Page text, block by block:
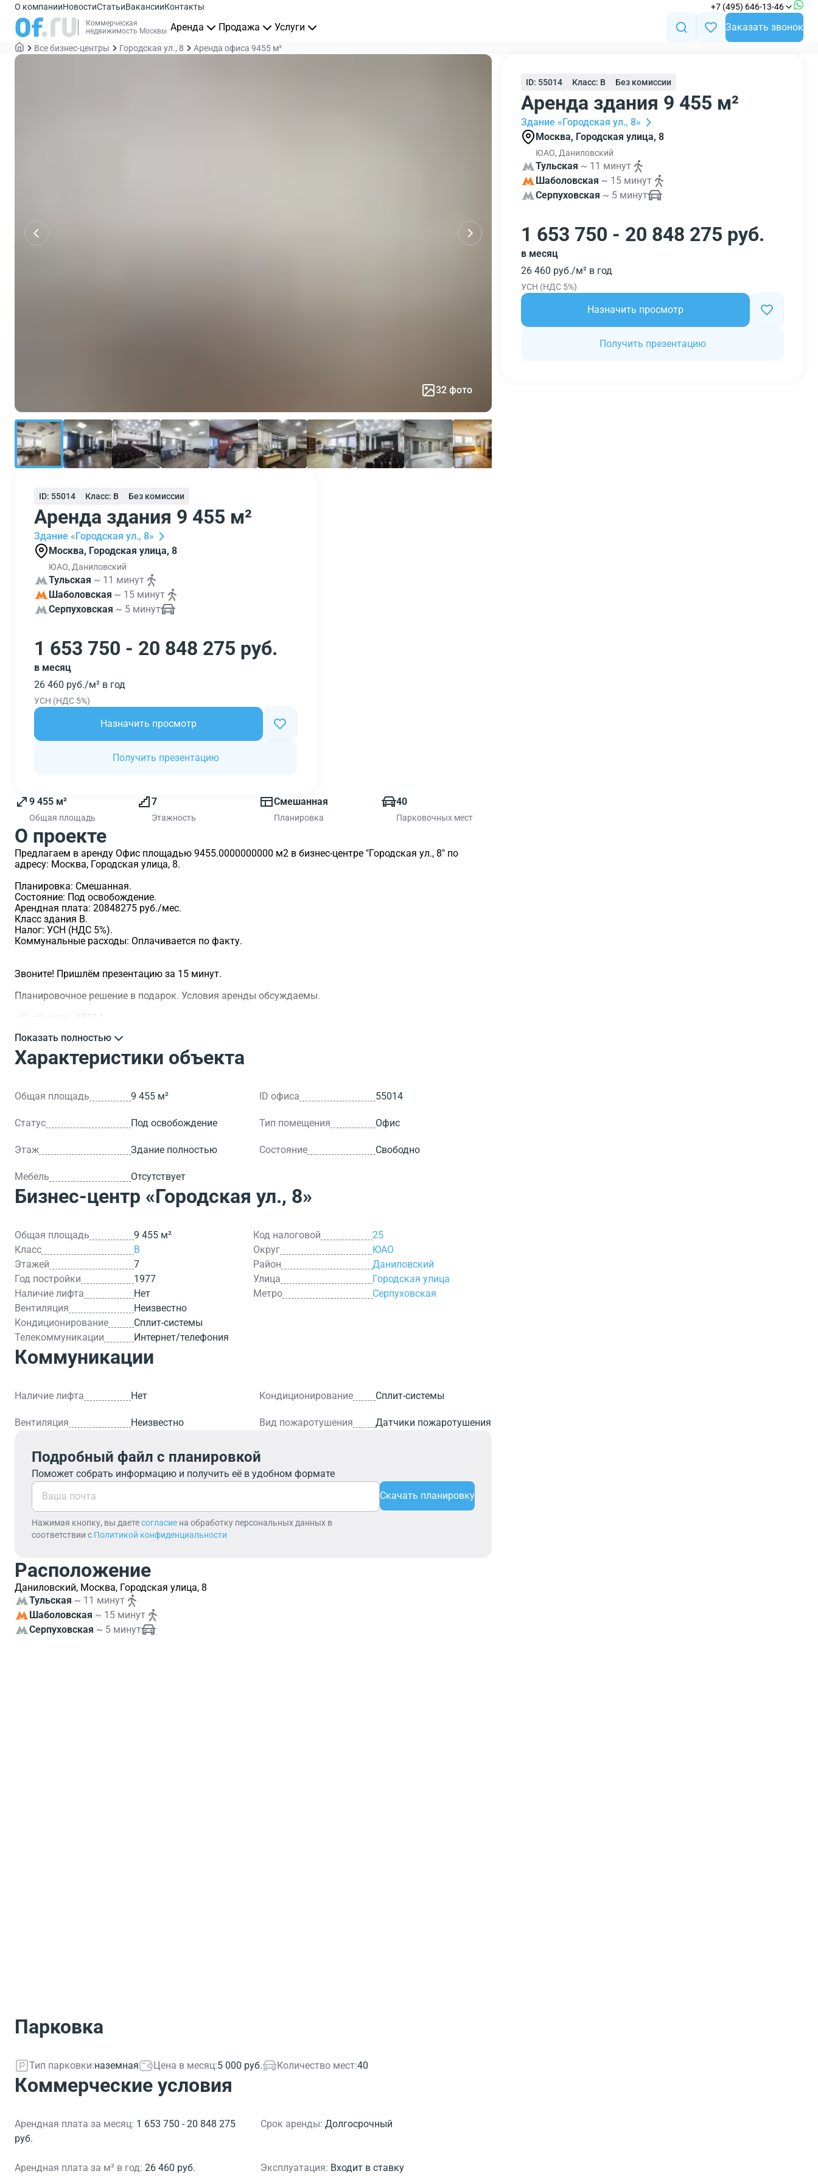
О компанииНовостиСтатьиВакансииКонтакты +7 (495) 646-13-46
Коммерческая
недвижимость Москвы Аренда Продажа Услуги Заказать звонок
Все бизнес-центры Городская ул., 8 Аренда офиса 9455 м²
32 фото
ID: 55014 Класс: B Без комиссии
Аренда здания 9 455 м²
Здание «Городская ул., 8»
Москва, Городская улица, 8
ЮАО, Даниловский
Тульская ~ 11 минут
Шаболовская ~ 15 минут
Серпуховская ~ 5 минут
1 653 750 - 20 848 275 руб.
в месяц
26 460 руб./м² в год
УСН (НДС 5%)
Назначить просмотр
Получить презентацию
9 455 м²
Общая площадь
7
Этажность
Смешанная
Планировка
40
Парковочных мест
О проекте
Предлагаем в аренду Офис площадью 9455.0000000000 м2 в бизнес-центре "Городская ул., 8" по
адресу: Москва, Городская улица, 8.
Планировка: Смешанная.
Состояние: Под освобождение.
Арендная плата: 20848275 руб./мес.
Класс здания B.
Налог: УСН (НДС 5%).
Коммунальные расходы: Оплачивается по факту.
Звоните! Пришлём презентацию за 15 минут.
Планировочное решение в подарок. Условия аренды обсуждаемы.
>ID объекта - 55014.
Показать полностью
Характеристики объекта
Общая площадь 9 455 м² ID офиса 55014
Статус Под освобождение Тип помещения Офис
Этаж Здание полностью Состояние Свободно
Мебель Отсутствует
Бизнес-центр «Городская ул., 8»
Общая площадь
9 455 м²
Класс
B
Этажей
7
Год постройки
1977
Наличие лифта
Нет
Вентиляция
Неизвестно
Кондиционирование
Сплит-системы
Телекоммуникации
Интернет/телефония
Код налоговой
25
Округ
ЮАО
Район
Даниловский
Улица
Городская улица
Метро
Серпуховская
Коммуникации
Наличие лифта Нет Кондиционирование Сплит-системы
Вентиляция Неизвестно Вид пожаротушения Датчики пожаротушения
Подробный файл с планировкой
Поможет собрать информацию и получить её в удобном формате
Нажимая кнопку, вы даетесогласие на обработку персональных данных в
соответствии с Политикой конфиденциальности
Скачать планировку
Расположение
Даниловский, Москва, Городская улица, 8
Тульская ~ 11 минут
Шаболовская ~ 15 минут
Серпуховская ~ 5 минут
Парковка
Тип парковки:наземная Цена в месяц:5 000 руб. Количество мест:40
Коммерческие условия
Арендная плата за месяц: 1 653 750 - 20 848 275
руб.
Срок аренды: Долгосрочный
Арендная плата за м² в год: 26 460 руб. Эксплуатация: Входит в ставку
ID: 55014 Класс: B Без комиссии
Аренда здания 9 455 м²
Здание «Городская ул., 8»
Москва, Городская улица, 8
ЮАО, Даниловский
Тульская ~ 11 минут
Шаболовская ~ 15 минут
Серпуховская ~ 5 минут
1 653 750 - 20 848 275 руб.
в месяц
26 460 руб./м² в год
УСН (НДС 5%)
Назначить просмотр
Получить презентацию